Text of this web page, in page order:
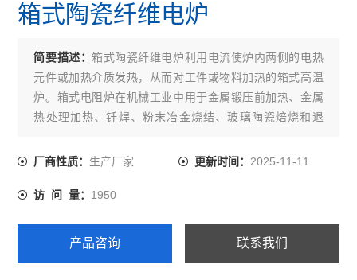
箱式陶瓷纤维电炉
简要描述：箱式陶瓷纤维电炉利用电流使炉内两侧的电热
元件或加热介质发热，从而对工件或物料加热的箱式高温
炉。箱式电阻炉在机械工业中用于金属锻压前加热、金属
热处理加热、钎焊、粉末冶金烧结、玻璃陶瓷焙烧和退
厂商性质： 生产厂家 更新时间： 2025-11-11
访 问 量： 1950
产品咨询 联系我们